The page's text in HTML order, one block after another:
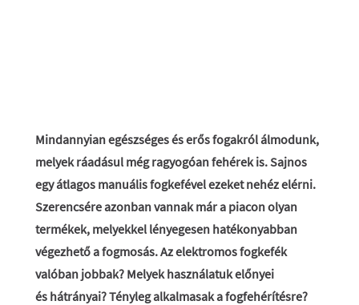
Mindannyian egészséges és erős fogakról álmodunk,
melyek ráadásul még ragyogóan fehérek is. Sajnos
egy átlagos manuális fogkefével ezeket nehéz elérni.
Szerencsére azonban vannak már a piacon olyan
termékek, melyekkel lényegesen hatékonyabban
végezhető a fogmosás. Az elektromos fogkefék
valóban jobbak? Melyek használatuk előnyei
és hátrányai? Tényleg alkalmasak a fogfehérítésre?